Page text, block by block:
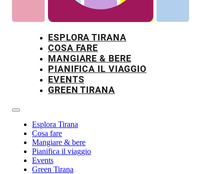
ESPLORA TIRANA
COSA FARE
MANGIARE & BERE
PIANIFICA IL VIAGGIO
EVENTS
GREEN TIRANA
Esplora Tirana
Cosa fare
Mangiare & bere
Pianifica il viaggio
Events
Green Tirana